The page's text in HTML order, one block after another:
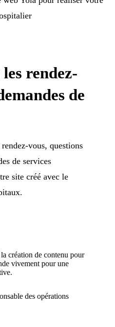
rendez-
de
vous, questions
de services
site créé avec le
création de contenu pour
vivement pour une
des opérations